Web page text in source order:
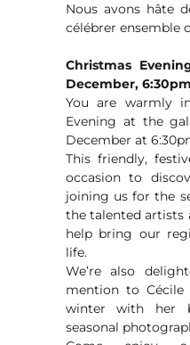
Nous avons hâte
célébrer ensemble
Christmas
December, 6:30pm
You are warmly
Evening at the
December at
This friendly,
occasion to
joining us for the
the talented artists
help bring our
life.
We’re also
mention to Cécile
winter with her
seasonal